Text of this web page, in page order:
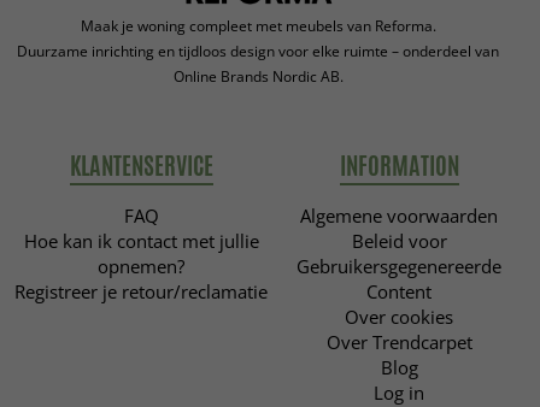
Maak je woning compleet met meubels van Reforma.
Duurzame inrichting en tijdloos design voor elke ruimte – onderdeel van
Online Brands Nordic AB.
KLANTENSERVICE
FAQ
Hoe kan ik contact met jullie
opnemen?
Registreer je retour/reclamatie
INFORMATION
Algemene voorwaarden
Beleid voor
Gebruikersgegenereerde
Content
Over cookies
Over Trendcarpet
Blog
Log in